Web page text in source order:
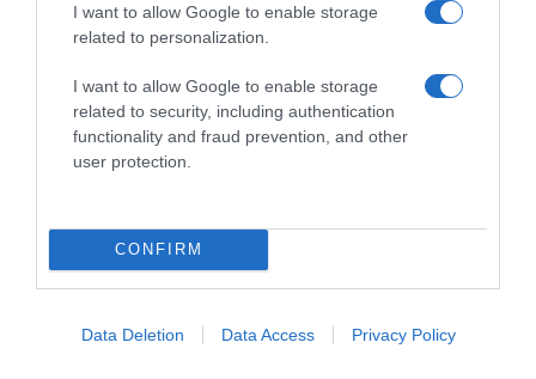
I want to allow Google to enable storage
related to personalization.
I want to allow Google to enable storage
related to security, including authentication
functionality and fraud prevention, and other
user protection.
CONFIRM
Data Deletion Data Access Privacy Policy
ΑΘΛΗΤΙΚΑ
Ινφαντίνο: Διαψεύδει τις καταγγελίες
περί… ερωμένης και αποζημίωσή της
Παραμένει στο "μάτι του κυκλώνα" ο πρόεδρος της FIFA